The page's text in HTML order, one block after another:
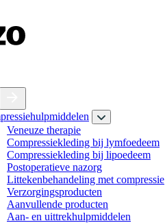
Veneuze therapie
Compressiekleding bij lymfoedeem
Compressiekleding bij lipoedeem
Postoperatieve nazorg
Littekenbehandeling met compressie
Verzorgingsproducten
Aanvullende producten
Aan- en uittrekhulpmiddelen